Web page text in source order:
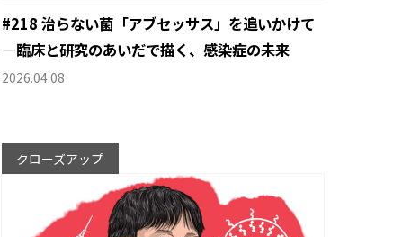
#218 治らない菌「アブセッサス」を追いかけて
―臨床と研究のあいだで描く、感染症の未来
2026.04.08
クローズアップ